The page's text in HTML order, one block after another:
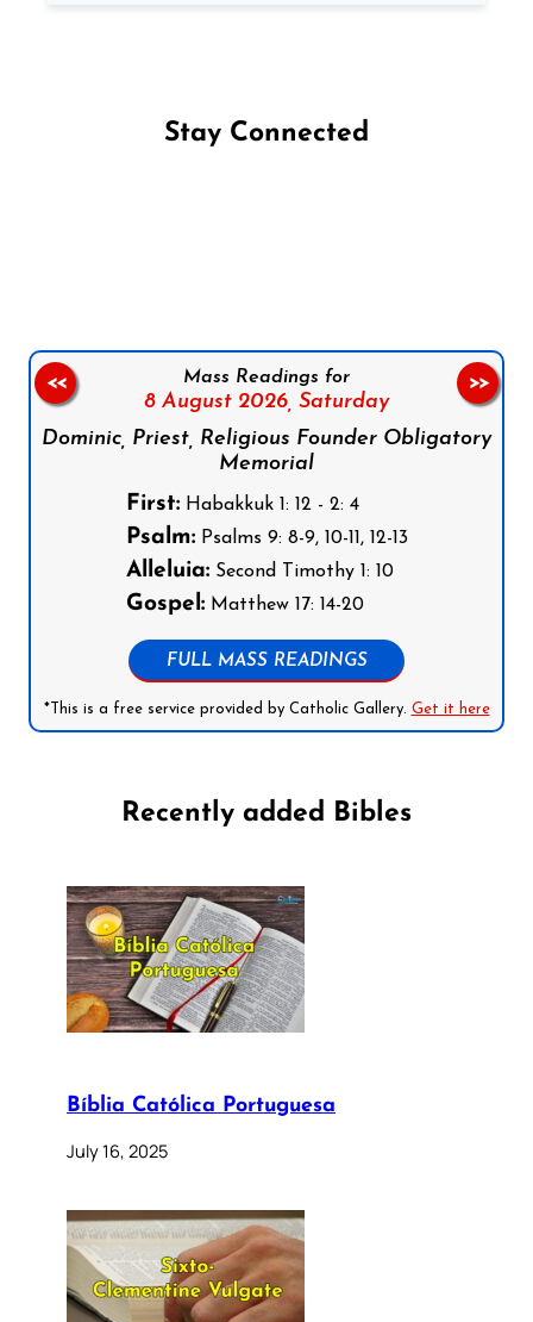
Stay Connected
Mass Readings for
8 August 2026, Saturday
Dominic, Priest, Religious Founder Obligatory
Memorial
First:Habakkuk 1: 12 - 2: 4
Psalm:Psalms 9: 8-9, 10-11, 12-13
Alleluia:Second Timothy 1: 10
Gospel:Matthew 17: 14-20
FULL MASS READINGS
*This is a free service provided by Catholic Gallery. Get it here
<< >>
Recently added Bibles
Bíblia Católica Portuguesa
July 16, 2025